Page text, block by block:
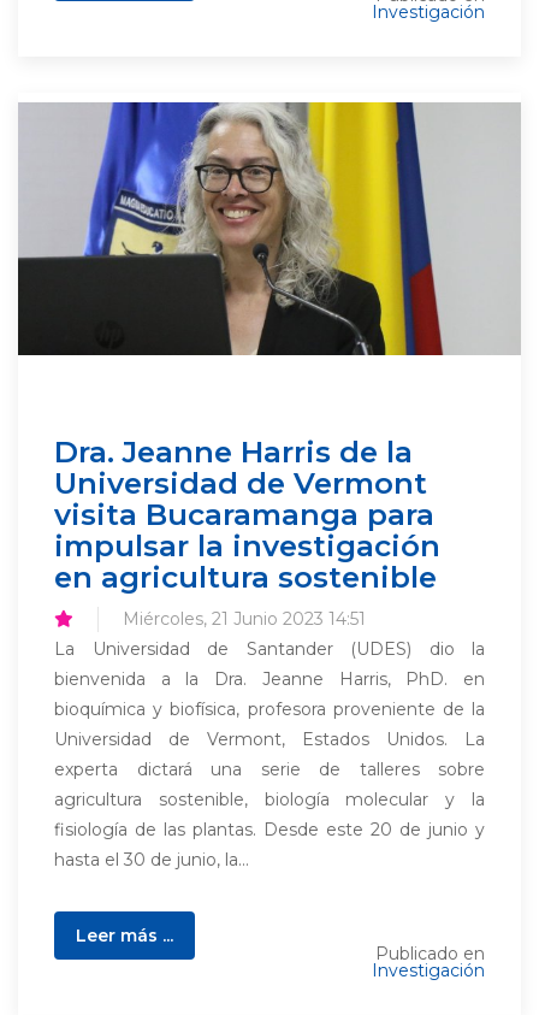
Investigación
Dra. Jeanne Harris de la
Universidad de Vermont
visita Bucaramanga para
impulsar la investigación
en agricultura sostenible
Miércoles, 21 Junio 2023 14:51
La Universidad de Santander (UDES) dio la
bienvenida a la Dra. Jeanne Harris, PhD. en
bioquímica y biofísica, profesora proveniente de la
Universidad de Vermont, Estados Unidos. La
experta dictará una serie de talleres sobre
agricultura sostenible, biología molecular y la
fisiología de las plantas. Desde este 20 de junio y
hasta el 30 de junio, la...
Leer más ...
Publicado en
Investigación